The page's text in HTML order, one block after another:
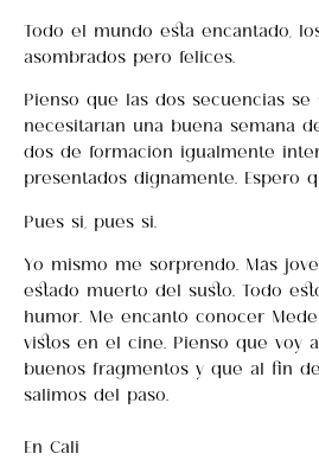
Todo el mundo esta encantado,
asombrados pero felices.
Pienso que las dos secuencias se
necesitarían una buena semana
dos de formación igualmente
presentados dignamente. Espero
Pues si, pues si…
Yo mismo me sorprendo. Más
estado muerto del susto. Todo
humor. Me encantó conocer
vistos en el cine. Pienso que voy
buenos fragmentos y que al fin
salimos del paso.
En Cali